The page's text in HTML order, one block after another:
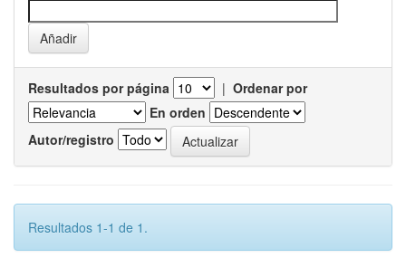
Resultados por página | Ordenar por
En orden
Autor/registro
Resultados 1-1 de 1.